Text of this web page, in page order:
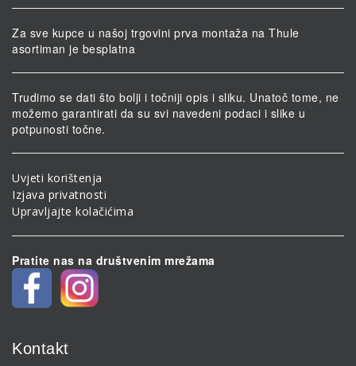
Za sve kupce u našoj trgovini prva montaža na Thule
asortiman je besplatna
Trudimo se dati što bolji i točniji opis i sliku. Unatoč tome, ne
možemo garantirati da su svi navedeni podaci i slike u
potpunosti točne.
Uvjeti korištenja
Izjava privatnosti
Upravljajte kolačićima
Pratite nas na društvenim mrežama
Kontakt